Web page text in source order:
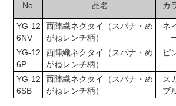
No. 品名 カ
YG-12
6NV
西陣織ネクタイ（スパナ・め
がねレンチ柄）
ネ
YG-12
6P
西陣織ネクタイ（スパナ・め
がねレンチ柄）
ピ
YG-12
6SB
西陣織ネクタイ（スパナ・め
がねレンチ柄）
ス
ブ